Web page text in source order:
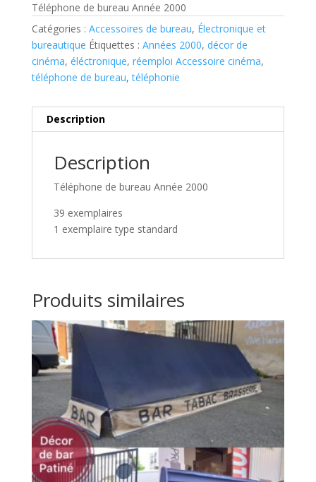
Téléphone de bureau Année 2000
Catégories : Accessoires de bureau, Électronique et
bureautique Étiquettes : Années 2000, décor de
cinéma, éléctronique, réemploi Accessoire cinéma,
téléphone de bureau,téléphonie
Description
Description
Téléphone de bureau Année 2000
39 exemplaires
1 exemplaire type standard
Produits similaires